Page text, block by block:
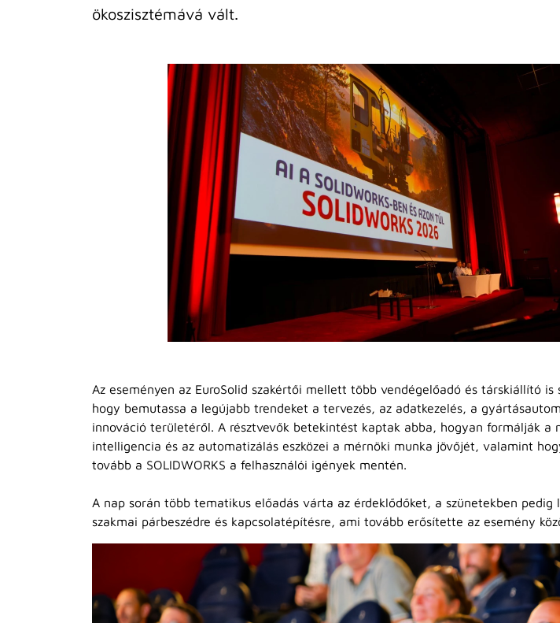
ökoszisztémává vált.
Az eseményen az EuroSolid szakértői mellett több vendégelőadó és társkiállító is
hogy bemutassa a legújabb trendeket a tervezés, az adatkezelés, a
innováció területéről. A résztvevők betekintést kaptak abba, hogyan formálják a
intelligencia és az automatizálás eszközei a mérnöki munka jövőjét, valamint
tovább a SOLIDWORKS a felhasználói igények mentén.
A nap során több tematikus előadás várta az érdeklődőket, a szünetekben pedig
szakmai párbeszédre és kapcsolatépítésre, ami tovább erősítette az esemény